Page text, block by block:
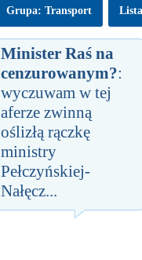
Grupa: Transport
Minister Raś na
cenzurowanym?:
wyczuwam w tej
aferze zwinną
oślizłą rączkę
ministry
Pełczyńskiej-
Nałęcz...